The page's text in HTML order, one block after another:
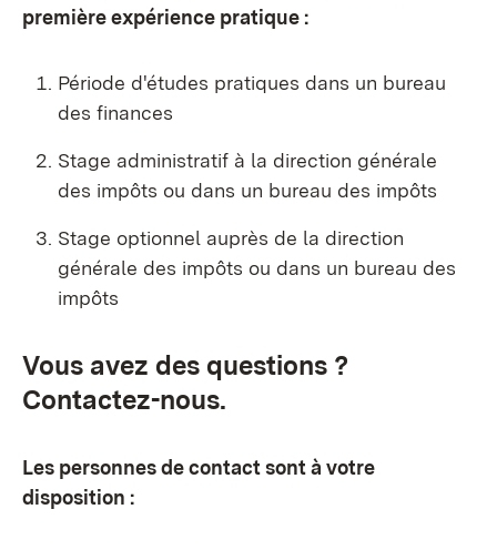
première expérience pratique :
Période d'études pratiques dans un bureau
des finances
Stage administratif à la direction générale
des impôts ou dans un bureau des impôts
Stage optionnel auprès de la direction
générale des impôts ou dans un bureau des
impôts
Vous avez des questions ?
Contactez-nous.
Les personnes de contact sont à votre
disposition :